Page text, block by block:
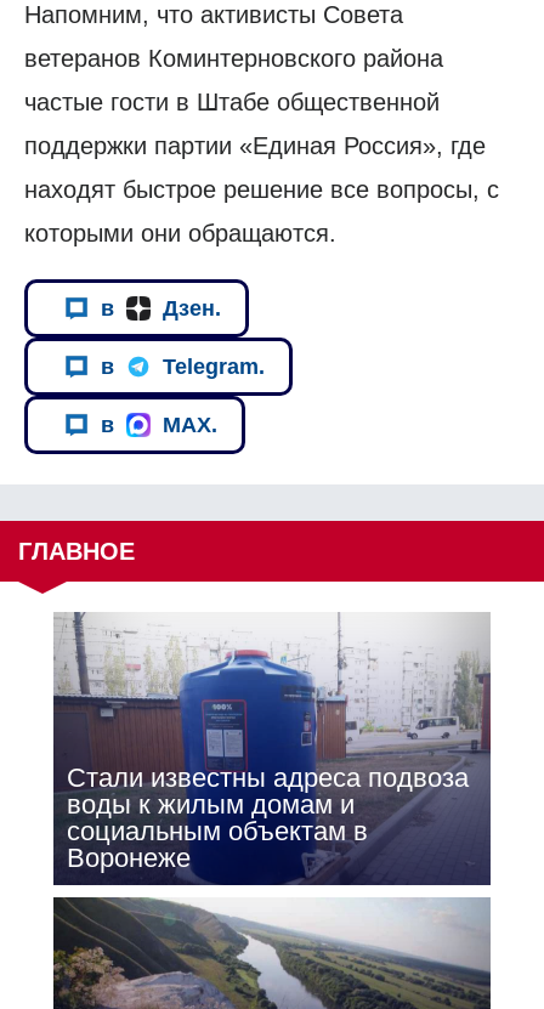
Напомним, что активисты Совета
ветеранов Коминтерновского района
частые гости в Штабе общественной
поддержки партии «Единая Россия», где
находят быстрое решение все вопросы, с
которыми они обращаются.
в Дзен.
в Telegram.
в MAX.
ГЛАВНОЕ
Стали известны адреса подвоза
воды к жилым домам и
социальным объектам в
Воронеже